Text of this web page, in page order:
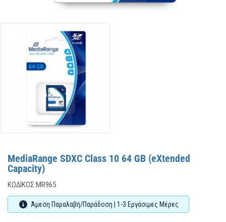
MediaRange SDXC Class 10 64 GB (eXtended
Capacity)
ΚΩΔΙΚΌΣ:MR965
Άμεση Παραλαβή/Παράδοση | 1-3 Εργάσιμες Μέρες